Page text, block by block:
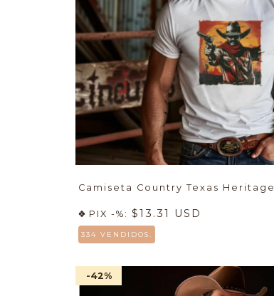
Camiseta Country Texas Heritage
PIX -%: $13.31 USD
334 VENDIDOS.
-42%